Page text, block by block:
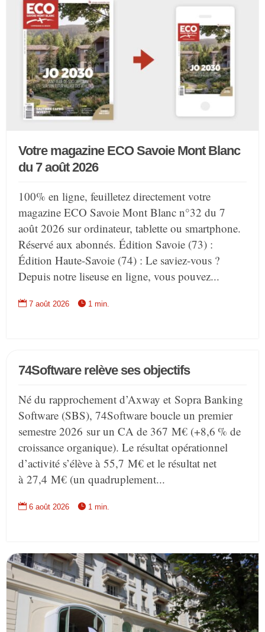
Votre magazine ECO Savoie Mont Blanc
du 7 août 2026
100% en ligne, feuilletez directement votre
magazine ECO Savoie Mont Blanc n°32 du 7
août 2026 sur ordinateur, tablette ou smartphone.
Réservé aux abonnés. Édition Savoie (73) :
Édition Haute-Savoie (74) : Le saviez-vous ?
Depuis notre liseuse en ligne, vous pouvez...
 7 août 2026  1 min.
74Software relève ses objectifs
Né du rapprochement d’Axway et Sopra Banking
Software (SBS), 74Software boucle un premier
semestre 2026 sur un CA de 367 M€ (+8,6 % de
croissance organique). Le résultat opérationnel
d’activité s’élève à 55,7 M€ et le résultat net
à 27,4 M€ (un quadruplement...
 6 août 2026  1 min.